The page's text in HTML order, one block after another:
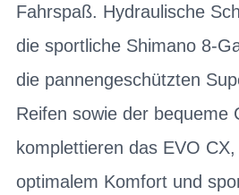
Fahrspaß. Hydraulische
die sportliche Shimano 8-
die pannengeschützten
Reifen sowie der bequeme
komplettieren das EVO
optimalem Komfort und